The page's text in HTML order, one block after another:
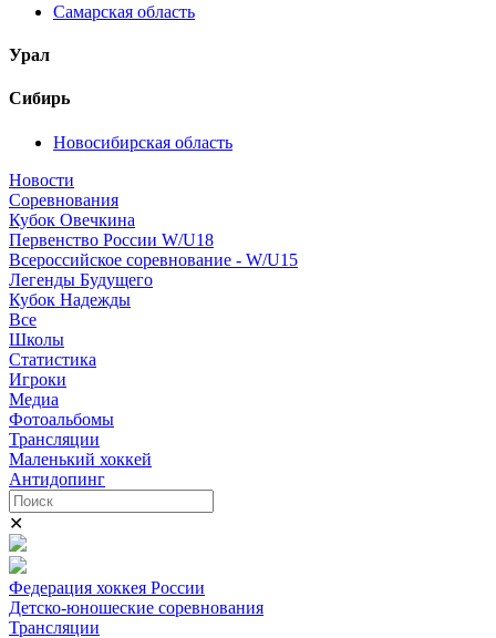
Самарская область
Урал
Сибирь
Новосибирская область
Новости
Соревнования
Кубок Овечкина
Первенство России W/U18
Всероссийское соревнование - W/U15
Легенды Будущего
Кубок Надежды
Все
Школы
Статистика
Игроки
Медиа
Фотоальбомы
Трансляции
Маленький хоккей
Антидопинг
✕
Федерация хоккея России
Детско-юношеские соревнования
Трансляции